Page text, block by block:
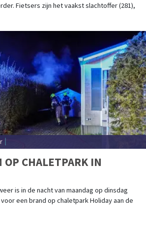
Fietsers zijn het vaakst slachtoffer (281),
OP CHALETPARK IN
is in de nacht van maandag op dinsdag
een brand op chaletpark Holiday aan de